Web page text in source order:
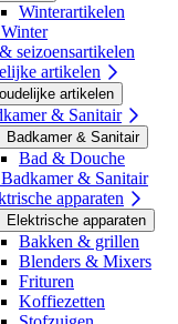
Winterartikelen
Winter
seizoensartikelen
artikelen
artikelen
& Sanitair
Badkamer & Sanitair
Bad & Douche
Badkamer & Sanitair
apparaten
Elektrische apparaten
Bakken & grillen
Blenders & Mixers
Frituren
Koffiezetten